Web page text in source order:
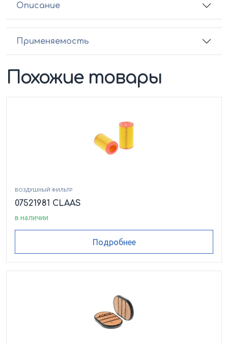
Описание
Применяемость
Похожие товары
ВОЗДУШНЫЙ ФИЛЬТР
07521981 CLAAS
в наличии
Подробнее